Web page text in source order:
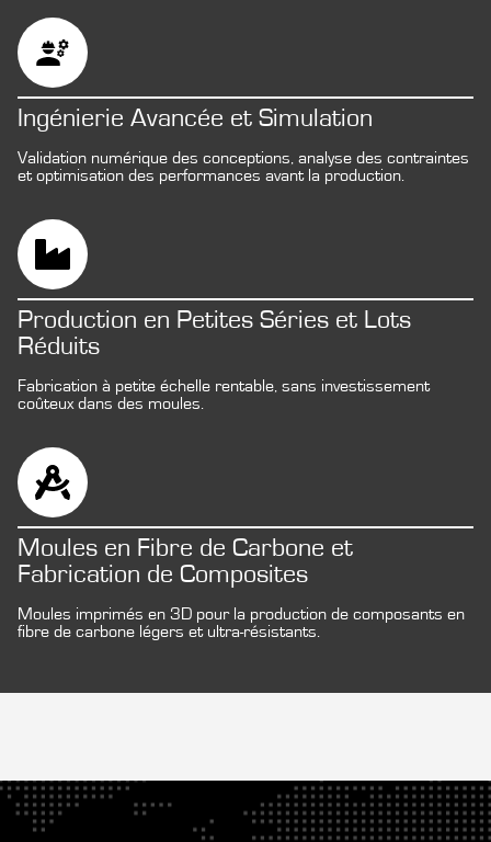
Ingénierie Avancée et Simulation
Validation numérique des conceptions, analyse des contraintes
et optimisation des performances avant la production.
Production en Petites Séries et Lots
Réduits
Fabrication à petite échelle rentable, sans investissement
coûteux dans des moules.
Moules en Fibre de Carbone et
Fabrication de Composites
Moules imprimés en 3D pour la production de composants en
fibre de carbone légers et ultra-résistants.